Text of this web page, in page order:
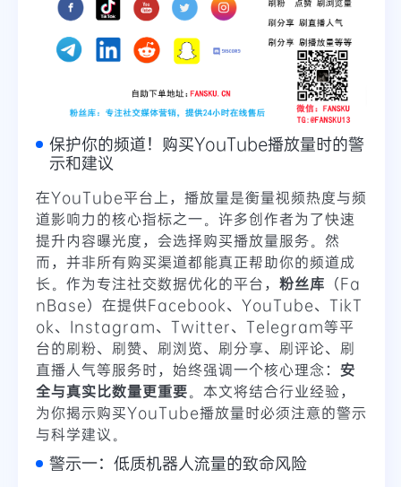
保护你的频道！购买YouTube播放量时的警
示和建议
在YouTube平台上，播放量是衡量视频热度与频
道影响力的核心指标之一。许多创作者为了快速
提升内容曝光度，会选择购买播放量服务。然
而，并非所有购买渠道都能真正帮助你的频道成
长。作为专注社交数据优化的平台， 粉丝库 （Fa
nBase）在提供Facebook、YouTube、TikT
ok、Instagram、Twitter、Telegram等平
台的刷粉、刷赞、刷浏览、刷分享、刷评论、刷
直播人气等服务时，始终强调一个核心理念： 安
全与真实比数量更重要。本文将结合行业经验，
为你揭示购买YouTube播放量时必须注意的警示
与科学建议。
警示一：低质机器人流量的致命风险